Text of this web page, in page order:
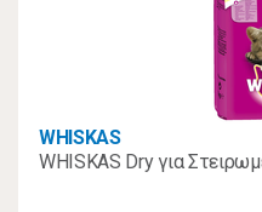
WHISKAS
WHISKAS Dry για